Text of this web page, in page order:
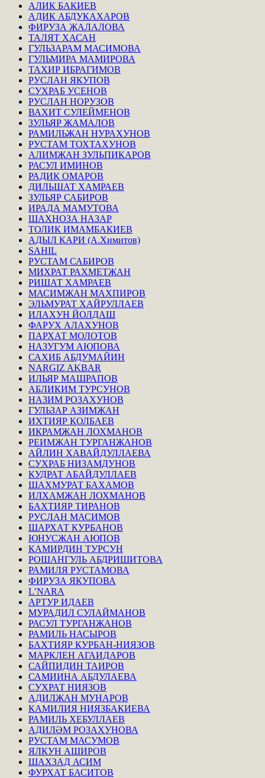
АЛИК БАКИЕВ
АДИК АБДУКАХАРОВ
ФИРУЗА ЖАЛАЛОВА
ТАЛЯТ ХАСАН
ГУЛЬЗАРАМ МАСИМОВА
ГУЛЬМИРА МАМИРОВА
ТАХИР ИБРАГИМОВ
РУСЛАН ЯКУПОВ
СУХРАБ УСЕНОВ
РУСЛАН НОРУЗОВ
ВАХИТ СУЛЕЙМЕНОВ
ЗУЛЬЯР ЖАМАЛОВ
РАМИЛЬЖАН НУРАХУНОВ
РУСТАМ ТОХТАХУНОВ
АЛИМЖАН ЗУЛЬПИКАРОВ
РАСУЛ ИМИНОВ
РАДИК ОМАРОВ
ДИЛЬШАТ ХАМРАЕВ
ЗУЛЬЯР САБИРОВ
ИРАДА МАМУТОВА
ШАХНОЗА НАЗАР
ТОЛИК ИМАМБАКИЕВ
АДЫЛ КАРИ (А.Химитов)
SAHIL
РУСТАМ САБИРОВ
МИХРАТ РАХМЕТЖАН
РИШАТ ХАМРАЕВ
МАСИМЖАН МАХПИРОВ
ЭЛЬМУРАТ ХАЙРУЛЛАЕВ
ИЛАХУН ЙОЛДАШ
ФАРУХ АЛАХУНОВ
ПАРХАТ МОЛОТОВ
НАЗУГУМ АЮПОВА
САХИБ АБДУМАЙИН
NARGIZ AKBAR
ИЛЬЯР МАШРАПОВ
АБЛИКИМ ТУРСУНОВ
НАЗИМ РОЗАХУНОВ
ГУЛЬЗАР АЗИМЖАН
ИХТИЯР КОЛБАЕВ
ИКРАМЖАН ЛОХМАНОВ
РЕИМЖАН ТУРГАНЖАНОВ
АЙЛИН ХАВАЙДУЛЛАЕВА
СУХРАБ НИЗАМДУНОВ
КУДРАТ АБАЙДУЛЛАЕВ
ШАХМУРАТ БАХАМОВ
ИЛХАМЖАН ЛОХМАНОВ
БАХТИЯР ТИРАНОВ
РУСЛАН МАСИМОВ
ШАРХАТ КУРБАНОВ
ЮНУСЖАН АЮПОВ
КАМИРДИН ТУРСУН
РОШАНГУЛЬ АБДРИШИТОВА
РАМИЛЯ РУСТАМОВА
ФИРУЗА ЯКУПОВА
L’NARA
АРТУР ИДАЕВ
МУРАДИЛ СУЛАЙМАНОВ
РАСУЛ ТУРГАНЖАНОВ
РАМИЛЬ НАСЫРОВ
БАХТИЯР КУРБАН-НИЯЗОВ
МАРКЛЕН АГАИДАРОВ
САЙПИДИН ТАИРОВ
САМИИНА АБДУЛАЕВА
СУХРАТ НИЯЗОВ
АДИЛЖАН МУНАРОВ
КАМИЛИЯ НИЯЗБАКИЕВА
РАМИЛЬ ХЕБУЛЛАЕВ
АДИЛӘМ РОЗАХУНОВА
РУСТАМ МАСУМОВ
ЯЛКУН АШИРОВ
ШАХЗАД АСИМ
ФУРХАТ БАСИТОВ